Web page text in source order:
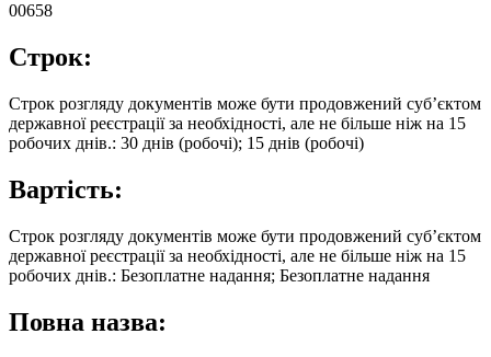
00658
Строк:
Строк розгляду документів може бути продовжений суб’єктом
державної реєстрації за необхідності, але не більше ніж на 15
робочих днів.: 30 днів (робочі); 15 днів (робочі)
Вартість:
Строк розгляду документів може бути продовжений суб’єктом
державної реєстрації за необхідності, але не більше ніж на 15
робочих днів.: Безоплатне надання; Безоплатне надання
Повна назва: